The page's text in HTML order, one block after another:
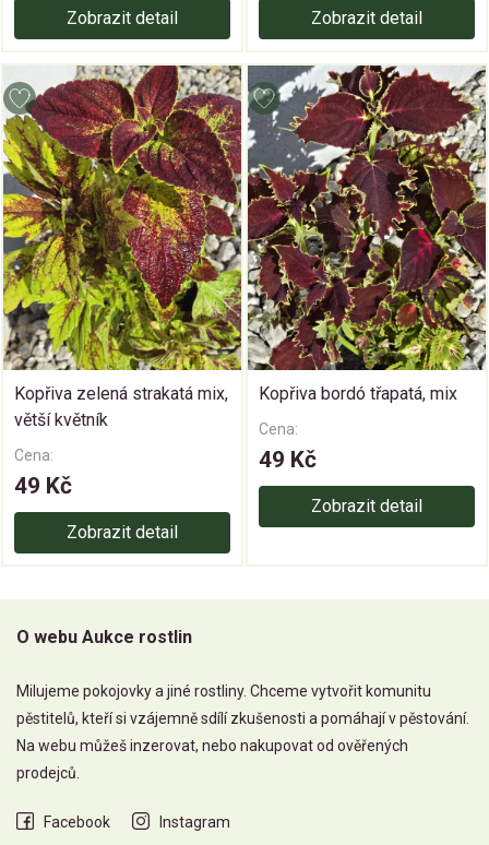
Zobrazit detail Zobrazit detail
Kopřiva zelená strakatá mix,
větší květník
Cena:
49 Kč
Zobrazit detail
Kopřiva bordó třapatá, mix
Cena:
49 Kč
Zobrazit detail
O webu Aukce rostlin
Milujeme pokojovky a jiné rostliny. Chceme vytvořit komunitu
pěstitelů, kteří si vzájemně sdílí zkušenosti a pomáhají v pěstování.
Na webu můžeš inzerovat, nebo nakupovat od ověřených
prodejců.
Facebook Instagram